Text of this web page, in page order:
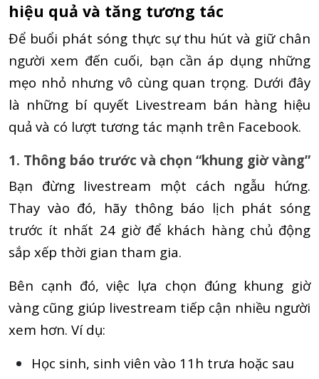
hiệu quả và tăng tương tác
Để buổi phát sóng thực sự thu hút và giữ chân
người xem đến cuối, bạn cần áp dụng những
mẹo nhỏ nhưng vô cùng quan trọng. Dưới đây
là những bí quyết Livestream bán hàng hiệu
quả và có lượt tương tác mạnh trên Facebook.
1. Thông báo trước và chọn “khung giờ vàng”
Bạn đừng livestream một cách ngẫu hứng.
Thay vào đó, hãy thông báo lịch phát sóng
trước ít nhất 24 giờ để khách hàng chủ động
sắp xếp thời gian tham gia.
Bên cạnh đó, việc lựa chọn đúng khung giờ
vàng cũng giúp livestream tiếp cận nhiều người
xem hơn. Ví dụ:
Học sinh, sinh viên vào 11h trưa hoặc sau